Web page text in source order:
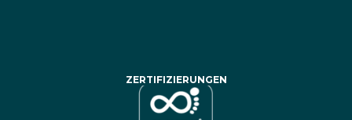
ZERTIFIZIERUNGEN